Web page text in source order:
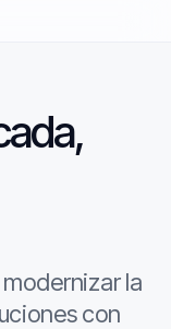
la
con